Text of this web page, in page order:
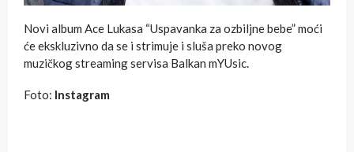
Novi album Ace Lukasa “Uspavanka za ozbiljne bebe” moći
će ekskluzivno da se i strimuje i sluša preko novog
muzičkog streaming servisa Balkan mYUsic.
Foto: Instagram